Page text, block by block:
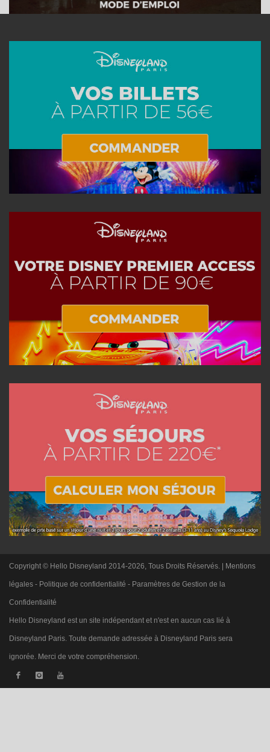
Copyright © Hello Disneyland 2014-2026, Tous Droits Réservés. | Mentions
légales - Politique de confidentialité - Paramètres de Gestion de la
Confidentialité
Hello Disneyland est un site indépendant et n'est en aucun cas lié à
Disneyland Paris. Toute demande adressée à Disneyland Paris sera
ignorée. Merci de votre compréhension.